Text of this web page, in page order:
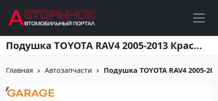
Перейти к основному содержанию Подушка TOYOTA RAV4 2005-2013 Краснодар
Главная Автозапчасти Подушка TOYOTA RAV4 2005-